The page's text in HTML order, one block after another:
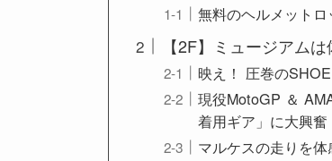
無料のヘルメットロ
【2F】ミュージアム
映え！ 圧巻の
現役MotoGP ＆
着用ギア」に大興奮
マルケスの走りを